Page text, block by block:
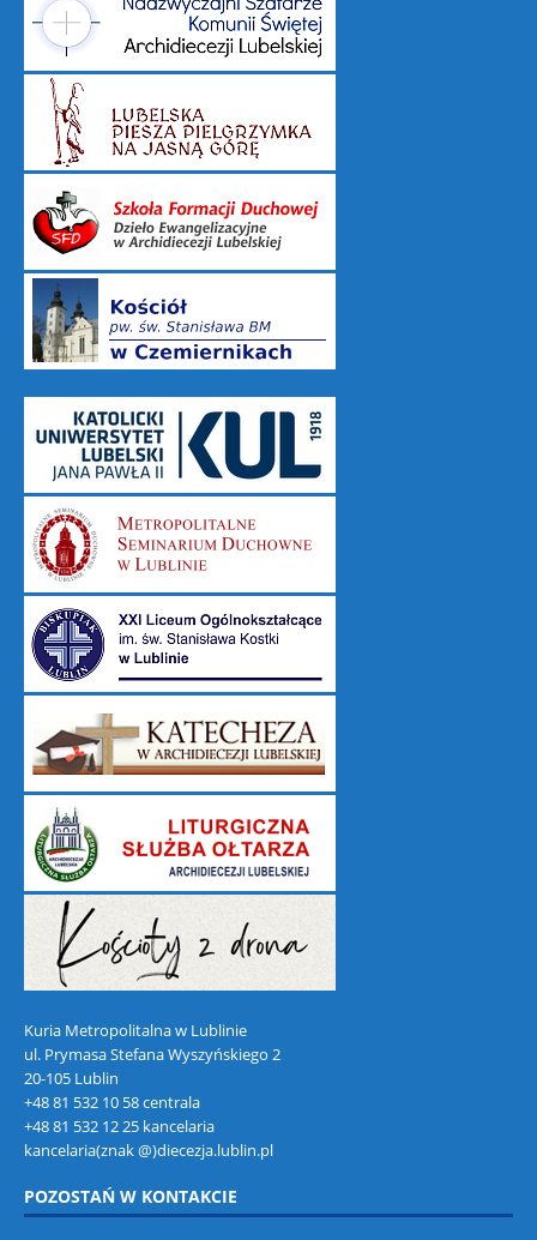
Kuria Metropolitalna w Lublinie
ul. Prymasa Stefana Wyszyńskiego 2
20-105 Lublin
+48 81 532 10 58 centrala
+48 81 532 12 25 kancelaria
kancelaria(znak @)diecezja.lublin.pl
POZOSTAŃ W KONTAKCIE